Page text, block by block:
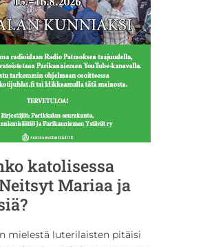
katolisessa
Mariaa ja
mielestä luterilaisten pitäisi